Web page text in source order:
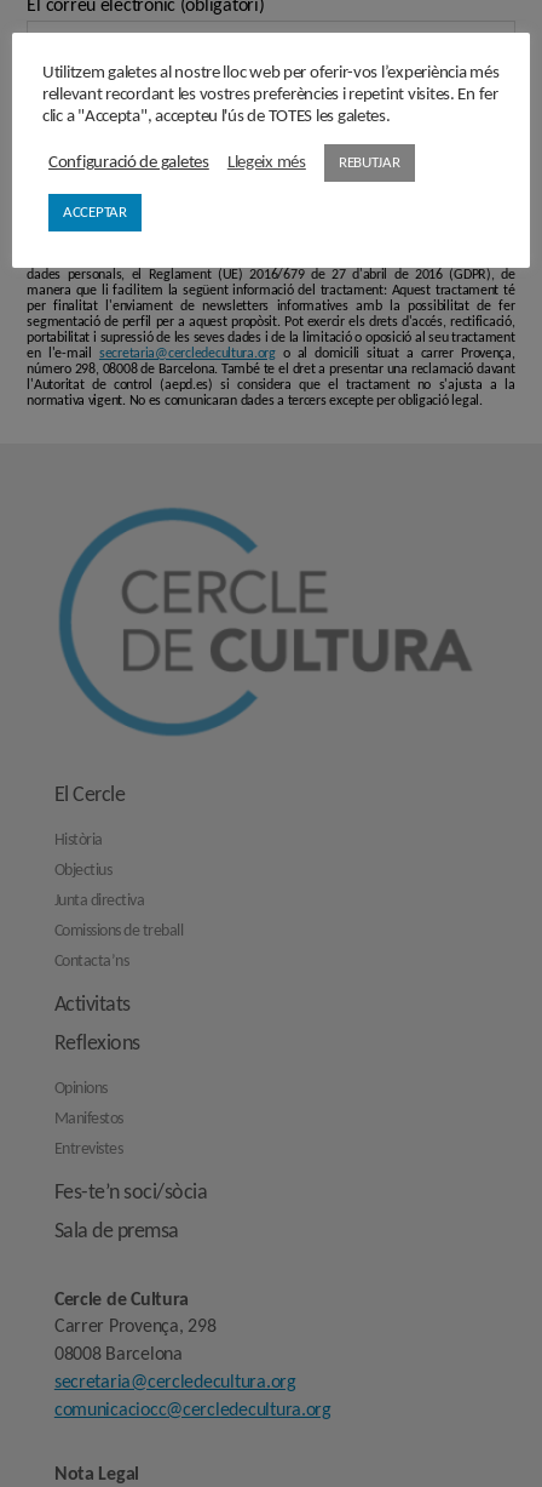
El correu electrònic (obligatori)
L'informem que les dades personals que faciliti en aquest formulari passaran a formar
dades personals, el Reglament (UE) 2016/679 de 27 d'abril de 2016 (GDPR), de
manera que li facilitem la següent informació del tractament: Aquest tractament té
per finalitat l'enviament de newsletters informatives amb la possibilitat de fer
segmentació de perfil per a aquest propòsit. Pot exercir els drets d'accés, rectificació,
portabilitat i supressió de les seves dades i de la limitació o oposició al seu tractament
en l'e-mail secretaria@cercledecultura.orgo al domicili situat a carrer Provença,
número 298, 08008 de Barcelona. També te el dret a presentar una reclamació davant
l'Autoritat de control (aepd.es) si considera que el tractament no s'ajusta a la
normativa vigent. No es comunicaran dades a tercers excepte per obligació legal.
El Cercle
Història
Objectius
Junta directiva
Comissions de treball
Contacta’ns
Activitats
Reflexions
Opinions
Manifestos
Entrevistes
Fes-te’n soci/sòcia
Sala de premsa
Cercle de Cultura
Carrer Provença, 298
08008 Barcelona
secretaria@cercledecultura.org
comunicaciocc@cercledecultura.org
Nota Legal
Utilitzem galetes al nostre lloc web per oferir-vos l’experiència més
rellevant recordant les vostres preferències i repetint visites. En fer
clic a "Accepta", accepteu l'ús de TOTES les galetes.
Configuració de galetes Llegeix més REBUTJAR
ACCEPTAR